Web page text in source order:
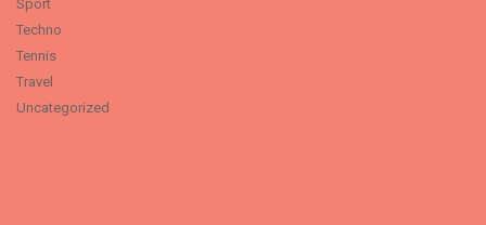
Sport
Techno
Tennis
Travel
Uncategorized